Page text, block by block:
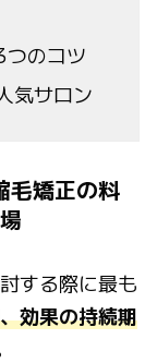
つのコツ
気サロン
毛矯正の料
する際に最も
効果の持続期